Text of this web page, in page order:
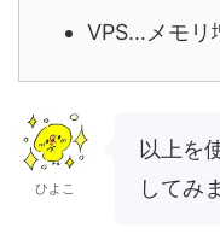
VPS…メモリ
ひよこ
以上を
してみ